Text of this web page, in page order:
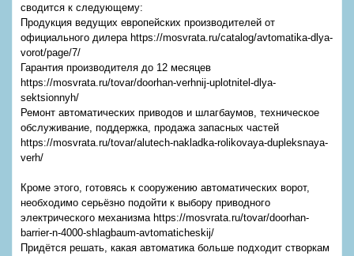
сводится к следующему:
Продукция ведущих европейских производителей от
официального дилера https://mosvrata.ru/catalog/avtomatika-dlya-
vorot/page/7/
Гарантия производителя до 12 месяцев
https://mosvrata.ru/tovar/doorhan-verhnij-uplotnitel-dlya-
sektsionnyh/
Ремонт автоматических приводов и шлагбаумов, техническое
обслуживание, поддержка, продажа запасных частей
https://mosvrata.ru/tovar/alutech-nakladka-rolikovaya-dupleksnaya-
verh/
Кроме этого, готовясь к сооружению автоматических ворот,
необходимо серьёзно подойти к выбору приводного
электрического механизма https://mosvrata.ru/tovar/doorhan-
barrier-n-4000-shlagbaum-avtomaticheskij/
Придётся решать, какая автоматика больше подходит створкам